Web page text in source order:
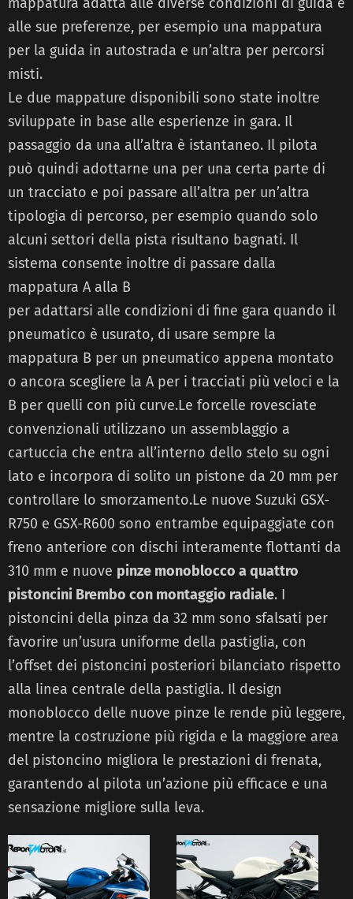
alle sue preferenze, per esempio una mappatura
per la guida in autostrada e un’altra per percorsi
misti.
Le due mappature disponibili sono state inoltre
sviluppate in base alle esperienze in gara. Il
passaggio da una all’altra è istantaneo. Il pilota
può quindi adottarne una per una certa parte di
un tracciato e poi passare all’altra per un’altra
tipologia di percorso, per esempio quando solo
alcuni settori della pista risultano bagnati. Il
sistema consente inoltre di passare dalla
mappatura A alla B
per adattarsi alle condizioni di fine gara quando il
pneumatico è usurato, di usare sempre la
mappatura B per un pneumatico appena montato
o ancora scegliere la A per i tracciati più veloci e la
B per quelli con più curve.Le forcelle rovesciate
convenzionali utilizzano un assemblaggio a
cartuccia che entra all’interno dello stelo su ogni
lato e incorpora di solito un pistone da 20 mm per
controllare lo smorzamento.Le nuove Suzuki GSX-
R750 e GSX-R600 sono entrambe equipaggiate con
freno anteriore con dischi interamente flottanti da
310 mm e nuove pinze monoblocco a quattro
pistoncini Brembo con montaggio radiale. I
pistoncini della pinza da 32 mm sono sfalsati per
favorire un’usura uniforme della pastiglia, con
l’offset dei pistoncini posteriori bilanciato rispetto
alla linea centrale della pastiglia. Il design
monoblocco delle nuove pinze le rende più leggere,
mentre la costruzione più rigida e la maggiore area
del pistoncino migliora le prestazioni di frenata,
garantendo al pilota un’azione più efficace e una
sensazione migliore sulla leva.